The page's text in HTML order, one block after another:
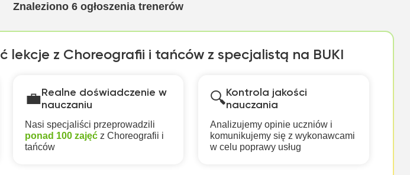
Znaleziono 6 ogłoszenia trenerów
lekcje z Choreografii i tańców z specjalistą na BUKI
💼 Realne doświadczenie w
nauczaniu
Nasi specjaliści przeprowadzili
ponad 100 zajęćz Choreografii i
tańców
🔍 Kontrola jakości
nauczania
Analizujemy opinie uczniów i
komunikujemy się z wykonawcami
w celu poprawy usług